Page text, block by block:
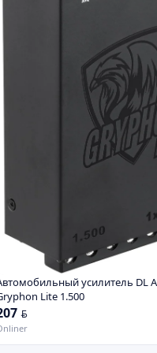
усилитель DL
Lite 1.500
BYN